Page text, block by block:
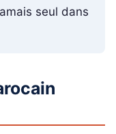
seul dans